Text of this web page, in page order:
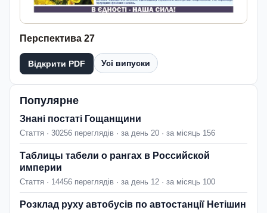
Перспектива 27
Відкрити PDF Усі випуски
Популярне
Знані постаті Гощанщини
Стаття · 30256 переглядів · за день 20 · за місяць 156
Таблицы табели о рангах в Российской
империи
Стаття · 14456 переглядів · за день 12 · за місяць 100
Розклад руху автобусів по автостанції Нетішин